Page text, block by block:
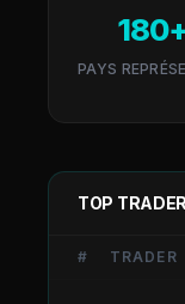
PAYS
TOP
# TRADER